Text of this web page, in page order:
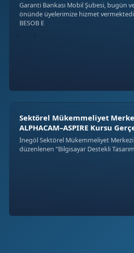
Garanti Bankası Mobil Şubesi, bugün ve
önünde üyelerimize hizmet
BESOB E
Sektörel Mükemmeliyet
ALPHACAM–ASPIRE Kursu
İnegöl Sektörel Mükemmeliyet
düzenlenen “Bilgisayar Destekli